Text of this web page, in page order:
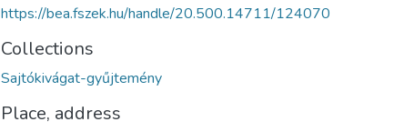
https://bea.fszek.hu/handle/20.500.14711/124070
Collections
Sajtókivágat-gyűjtemény
Place, address